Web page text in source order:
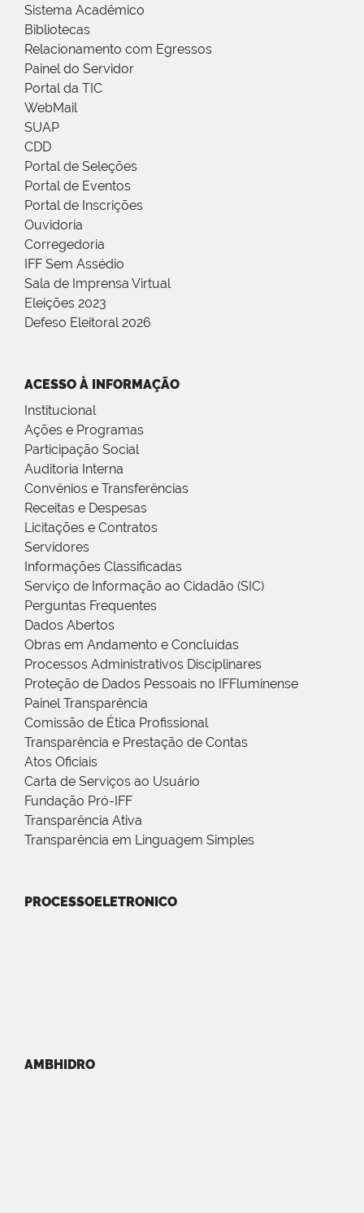
Sistema Acadêmico
Bibliotecas
Relacionamento com Egressos
Painel do Servidor
Portal da TIC
WebMail
SUAP
CDD
Portal de Seleções
Portal de Eventos
Portal de Inscrições
Ouvidoria
Corregedoria
IFF Sem Assédio
Sala de Imprensa Virtual
Eleições 2023
Defeso Eleitoral 2026
ACESSO À INFORMAÇÃO
Institucional
Ações e Programas
Participação Social
Auditoria Interna
Convênios e Transferências
Receitas e Despesas
Licitações e Contratos
Servidores
Informações Classificadas
Serviço de Informação ao Cidadão (SIC)
Perguntas Frequentes
Dados Abertos
Obras em Andamento e Concluídas
Processos Administrativos Disciplinares
Proteção de Dados Pessoais no IFFluminense
Painel Transparência
Comissão de Ética Profissional
Transparência e Prestação de Contas
Atos Oficiais
Carta de Serviços ao Usuário
Fundação Pró-IFF
Transparência Ativa
Transparência em Linguagem Simples
PROCESSOELETRONICO
AMBHIDRO